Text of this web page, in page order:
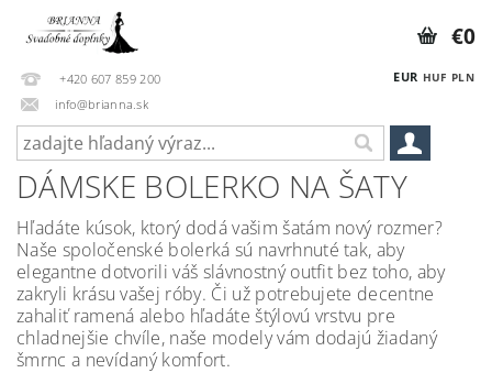
+420 607 859 200
info@brianna.sk
EUR HUF PLN
€0
DÁMSKE BOLERKO NA ŠATY
Hľadáte kúsok, ktorý dodá vašim šatám nový rozmer?
Naše spoločenské bolerká sú navrhnuté tak, aby
elegantne dotvorili váš slávnostný outfit bez toho, aby
zakryli krásu vašej róby. Či už potrebujete decentne
zahaliť ramená alebo hľadáte štýlovú vrstvu pre
chladnejšie chvíle, naše modely vám dodajú žiadaný
šmrnc a nevídaný komfort.